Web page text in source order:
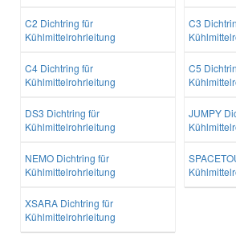
C2 Dichtring für
Kühlmittelrohrleitung
C3
C4 Dichtring für
Kühlmittelrohrleitung
C5
DS3 Dichtring für
Kühlmittelrohrleitung
JUMPY
NEMO Dichtring für
Kühlmittelrohrleitung
XSARA Dichtring für
Kühlmittelrohrleitung